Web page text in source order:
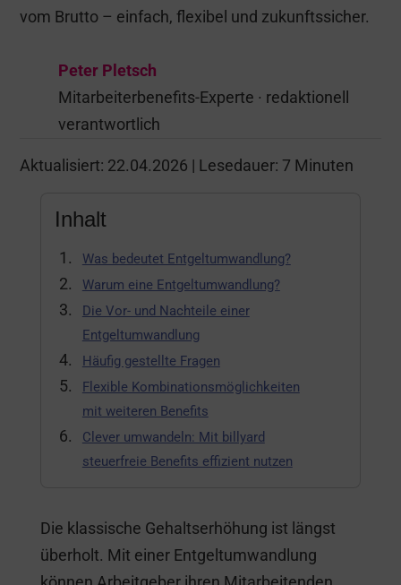
vom Brutto – einfach, flexibel und zukunftssicher.
Peter Pletsch
Mitarbeiterbenefits-Experte · redaktionell
verantwortlich
Aktualisiert: 22.04.2026 | Lesedauer: 7 Minuten
Inhalt
Was bedeutet Entgeltumwandlung?
Warum eine Entgeltumwandlung?
Die Vor- und Nachteile einer
Entgeltumwandlung
Häufig gestellte Fragen
Flexible Kombinationsmöglichkeiten
mit weiteren Benefits
Clever umwandeln: Mit billyard
steuerfreie Benefits effizient nutzen
Die klassische Gehaltserhöhung ist längst
überholt. Mit einer Entgeltumwandlung